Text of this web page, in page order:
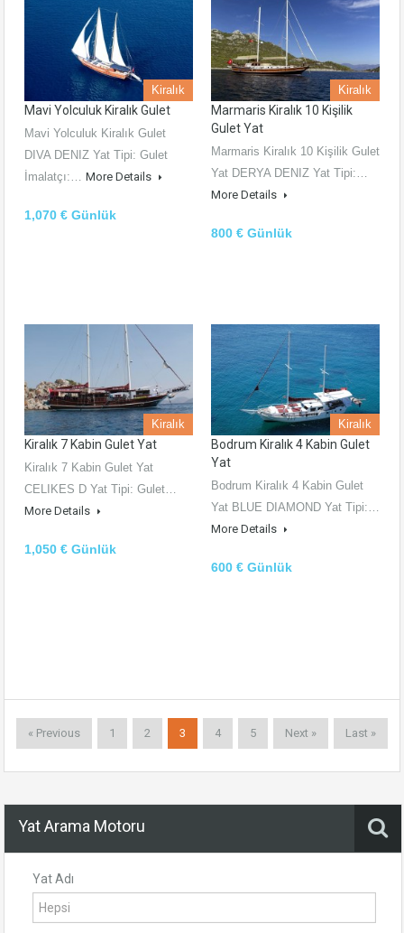
Kiralık
Mavi Yolculuk Kiralık Gulet
Mavi Yolculuk Kiralık Gulet
DIVA DENIZ Yat Tipi: Gulet
İmalatçı:… More Details
1,070 € Günlük
Kiralık
Marmaris Kiralık 10 Kişilik
Gulet Yat
Marmaris Kiralık 10 Kişilik Gulet
Yat DERYA DENIZ Yat Tipi:…
More Details
800 € Günlük
Kiralık
Kiralık 7 Kabin Gulet Yat
Kiralık 7 Kabin Gulet Yat
CELIKES D Yat Tipi: Gulet…
More Details
1,050 € Günlük
Kiralık
Bodrum Kiralık 4 Kabin Gulet
Yat
Bodrum Kiralık 4 Kabin Gulet
Yat BLUE DIAMOND Yat Tipi:…
More Details
600 € Günlük
« Previous 1 2 3 4 5 Next » Last »
Yat Arama Motoru
Yat Adı